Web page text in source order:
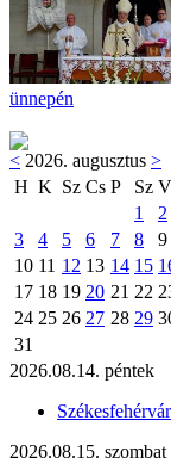
ünnepén
< 2026. augusztus >
H K Sz Cs P Sz V
1
2
3
4 5 6 7 8
9
10 11 12 13 14 15
17 18 19 20 21 22
24 25 26 27 28 29
31
2026.08.14. péntek
2026.08.15. szombat